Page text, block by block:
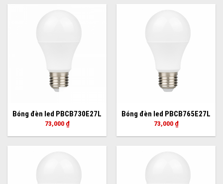
Bóng đèn led PBCB730E27L
73,000 ₫
Bóng đèn led PBCB765E27L
73,000 ₫